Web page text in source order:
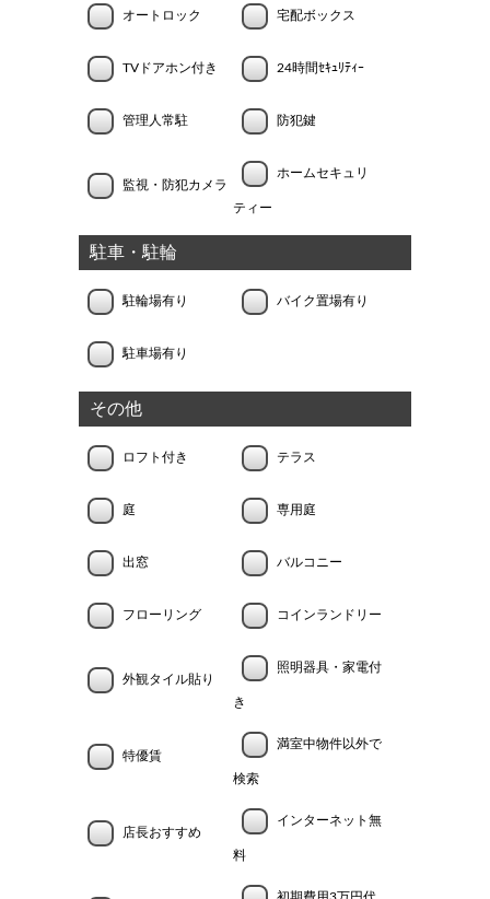
オートロック 宅配ボックス
TVドアホン付き 24時間ｾｷｭﾘﾃｨｰ
管理人常駐 防犯鍵
監視・防犯カメラ
ホームセキュリ
ティー
駐車・駐輪
駐輪場有り バイク置場有り
駐車場有り
その他
ロフト付き テラス
庭 専用庭
出窓 バルコニー
フローリング コインランドリー
外観タイル貼り
照明器具・家電付
き
特優賃
満室中物件以外で
検索
店長おすすめ
インターネット無
料